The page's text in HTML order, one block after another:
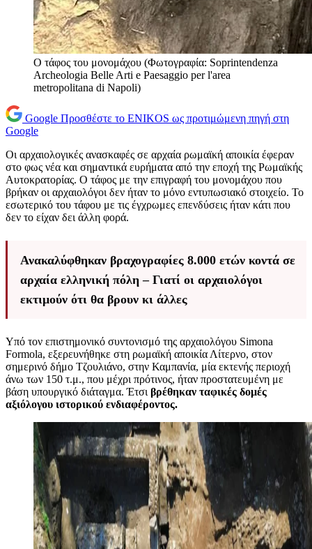
Ο τάφος του μονομάχου (Φωτογραφία: Soprintendenza
Archeologia Belle Arti e Paesaggio per l'area
metropolitana di Napoli)
Google Προσθέστε το ENIKOS ως προτιμώμενη πηγή στη
Google
Οι αρχαιολογικές ανασκαφές σε αρχαία ρωμαϊκή αποικία έφεραν
στο φως νέα και σημαντικά ευρήματα από την εποχή της Ρωμαϊκής
Αυτοκρατορίας. Ο τάφος με την επιγραφή του μονομάχου που
βρήκαν οι αρχαιολόγοι δεν ήταν το μόνο εντυπωσιακό στοιχείο. Το
εσωτερικό του τάφου με τις έγχρωμες επενδύσεις ήταν κάτι που
δεν το είχαν δει άλλη φορά.
Ανακαλύφθηκαν βραχογραφίες 8.000 ετών κοντά σε
αρχαία ελληνική πόλη – Γιατί οι αρχαιολόγοι
εκτιμούν ότι θα βρουν κι άλλες
Υπό τον επιστημονικό συντονισμό της αρχαιολόγου Simona
Formola, εξερευνήθηκε στη ρωμαϊκή αποικία Λίτερνο, στον
σημερινό δήμο Τζουλιάνο, στην Καμπανία, μία εκτενής περιοχή
άνω των 150 τ.μ., που μέχρι πρότινος, ήταν προστατευμένη με
βάση υπουργικό διάταγμα. Έτσι βρέθηκαν ταφικές δομές
αξιόλογου ιστορικού ενδιαφέροντος.